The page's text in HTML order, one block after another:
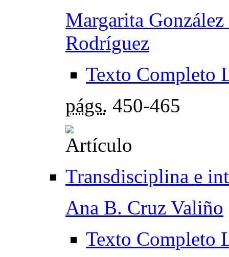
Margarita González
Rodríguez
Texto Completo
págs. 450-465
Transdisciplina e
Ana B. Cruz Valiño
Texto Completo